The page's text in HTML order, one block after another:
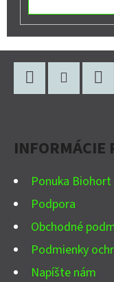
INFORMÁCIE
Ponuka Biohort
Podpora
Obchodné
Podmienky
Napíšte nám